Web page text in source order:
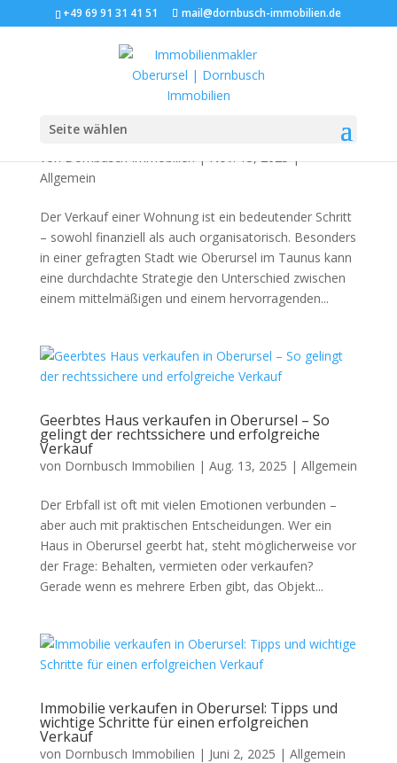
+49 69 91 31 41 51 mail@dornbusch-immobilien.de
Seite wählen
Wohnung verkaufen in Oberursel – So erzielen
Sie 2025 den besten Preis
vonDornbusch Immobilien|Nov. 13, 2025|
Allgemein
Der Verkauf einer Wohnung ist ein bedeutender Schritt
– sowohl finanziell als auch organisatorisch. Besonders
in einer gefragten Stadt wie Oberursel im Taunus kann
eine durchdachte Strategie den Unterschied zwischen
einem mittelmäßigen und einem hervorragenden...
Geerbtes Haus verkaufen in Oberursel – So
gelingt der rechtssichere und erfolgreiche
Verkauf
von Dornbusch Immobilien | Aug. 13, 2025 | Allgemein
Der Erbfall ist oft mit vielen Emotionen verbunden –
aber auch mit praktischen Entscheidungen. Wer ein
Haus in Oberursel geerbt hat, steht möglicherweise vor
der Frage: Behalten, vermieten oder verkaufen?
Gerade wenn es mehrere Erben gibt, das Objekt...
Immobilie verkaufen in Oberursel: Tipps und
wichtige Schritte für einen erfolgreichen
Verkauf
von Dornbusch Immobilien | Juni 2, 2025 | Allgemein